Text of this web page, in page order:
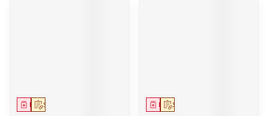
Sur prescription
Médicament Sur prescription
Médicament